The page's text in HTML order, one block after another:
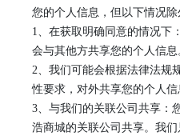
您的个人信息，但以下情况除
1、 在获取明确同意的情况下
会与其他方共享您的个人信息
2、 我们可能会根据法律法规
性要求，对外共享您的个人信
3、 与我们的关联公司共享：
浩商城的关联公司共享。我